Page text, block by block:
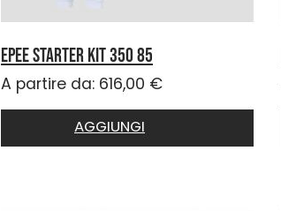
EPEE STARTER KIT 350 85
A partire da: 616,00 €
AGGIUNGI